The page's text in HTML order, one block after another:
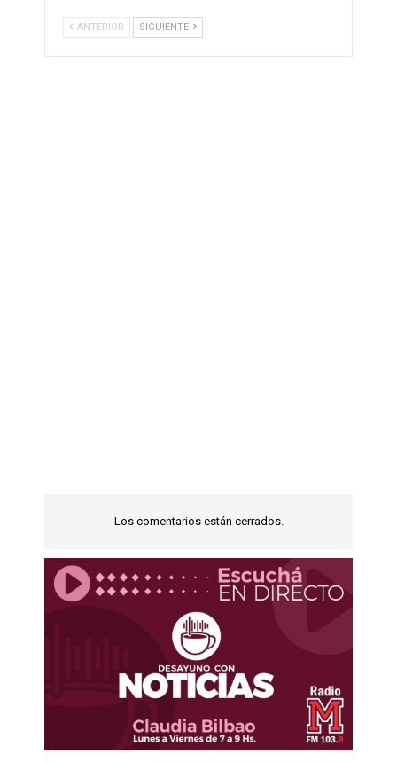
ANTERIOR SIGUIENTE
Los comentarios están cerrados.